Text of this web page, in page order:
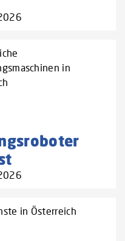
in
in Österreich